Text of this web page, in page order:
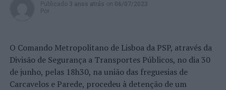
Publicado 3 anos atrás on 06/07/2023
Por
O Comando Metropolitano de Lisboa da PSP, através da
Divisão de Segurança a Transportes Públicos, no dia 30
de junho, pelas 18h30, na união das freguesias de
Carcavelos e Parede, procedeu à detenção de um